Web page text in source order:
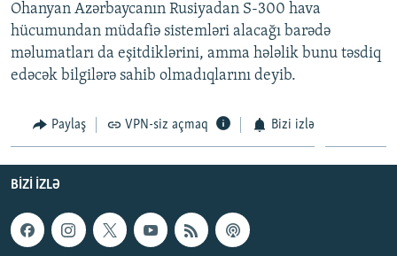
Ohanyan Azərbaycanın Rusiyadan S-300 hava
hücumundan müdafiə sistemləri alacağı barədə
məlumatları da eşitdiklərini, amma hələlik bunu təsdiq
edəcək bilgilərə sahib olmadıqlarını deyib.
Paylaş VPN-siz açmaq Bizi izlə
BIZI IZLƏ